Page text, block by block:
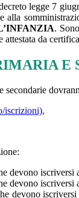
legge 7
alla
.
attestata da
E
iscrizioni),
devono
devono iscriversi
devono